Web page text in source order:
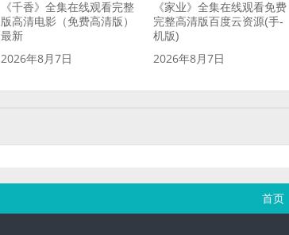
《千香》全集在线观看完整
版高清电影（免费高清版）
最新
2026年8月7日
《家业》全集在线观看免费
完整高清版百度云资源(手-
机版)
2026年8月7日
首页